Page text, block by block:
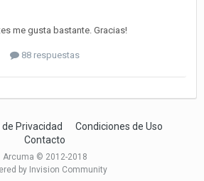
me gusta bastante. Gracias!
88 respuestas
de Privacidad
Condiciones de Uso
Contacto
Arcuma © 2012-2018
by Invision Community